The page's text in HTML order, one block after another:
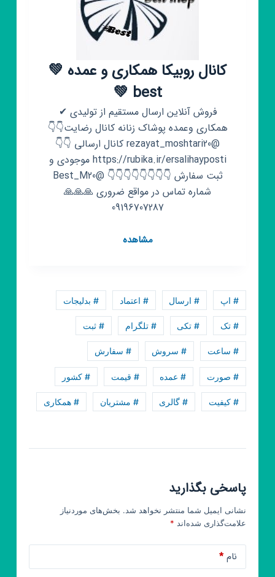
کانال روبیکا همکاری و عمده 💚
best 💚
فروش آنلاین ارسال مستقیم از تولیدی ✔
همکاری وعمده پوشاک زنانه کانال رضایت👇👇
@rezayat_moshtari20 کانال ارسالی 👇👇
https://rubika.ir/ersalihayposti موجودی و
ثبت سفارش 👇👇👇👇👇👇👇👇 @Best_M20
شماره تماس در مواقع ضروری 🙏🙏🙏
09196707287
مشاهدهکانال
عمده
💚
💚
# اپ # ارسال # اعتماد # بدلیجات
# تک # تکی # تلگرام # ثبت
# ساعت # سروش # سفارش
# صورت # عمده # قیمت # کشور
# کیفیت # گالری # مشتریان # همکاری
پاسخی بگذارید
نشانی ایمیل شما منتشر نخواهد شد. بخش‌های موردنیاز
علامت‌گذاری شده‌اند *
نام*